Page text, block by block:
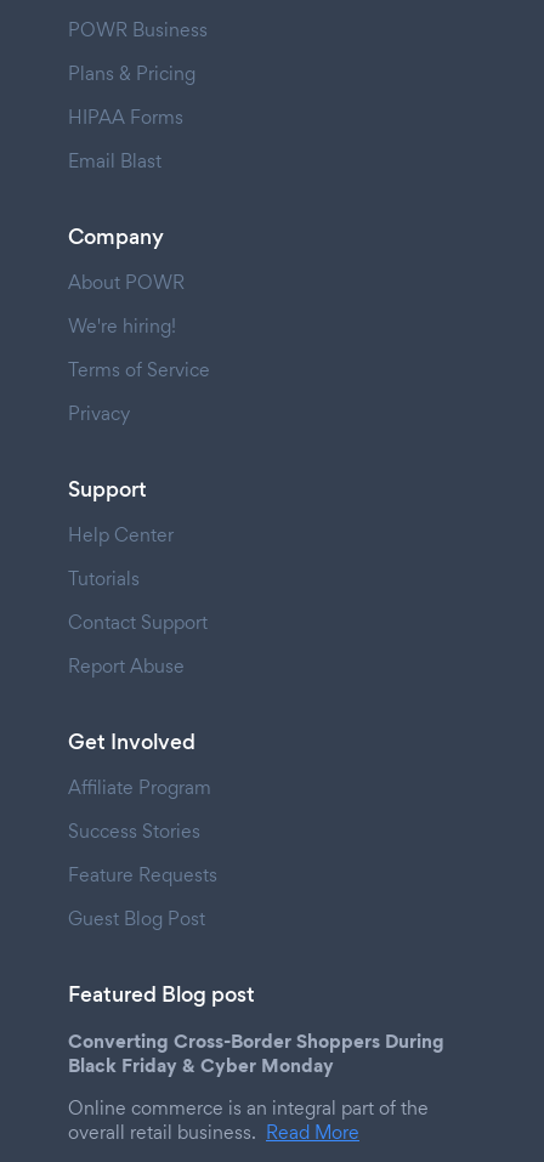
POWR Business
Plans & Pricing
HIPAA Forms
Email Blast
Company
About POWR
We're hiring!
Terms of Service
Privacy
Support
Help Center
Tutorials
Contact Support
Report Abuse
Get Involved
Affiliate Program
Success Stories
Feature Requests
Guest Blog Post
Featured Blog post
Converting Cross-Border Shoppers During
Black Friday & Cyber Monday
Online commerce is an integral part of the
overall retail business. Read More